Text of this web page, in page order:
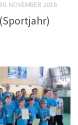
30. NOVEMBER 2016